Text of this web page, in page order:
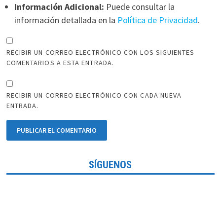
Información Adicional: Puede consultar la
información detallada en la Política de Privacidad.
RECIBIR UN CORREO ELECTRÓNICO CON LOS SIGUIENTES
COMENTARIOS A ESTA ENTRADA.
RECIBIR UN CORREO ELECTRÓNICO CON CADA NUEVA
ENTRADA.
SÍGUENOS